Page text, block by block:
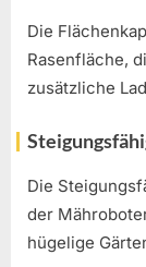
Die
Rasenfläche,
zusätzliche
Die
der
hügelige